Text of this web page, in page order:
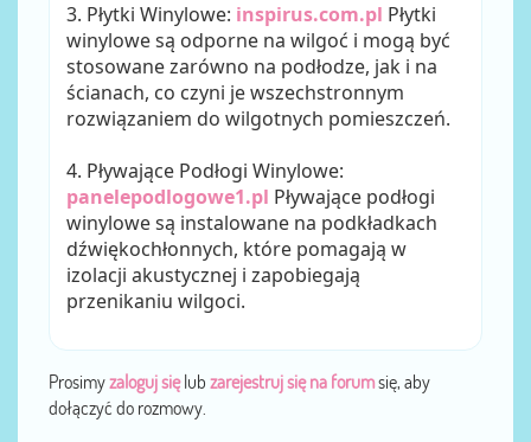
3. Płytki Winylowe: inspirus.com.pl Płytki
winylowe są odporne na wilgoć i mogą być
stosowane zarówno na podłodze, jak i na
ścianach, co czyni je wszechstronnym
rozwiązaniem do wilgotnych pomieszczeń.
4. Pływające Podłogi Winylowe:
panelepodlogowe1.pl Pływające podłogi
winylowe są instalowane na podkładkach
dźwiękochłonnych, które pomagają w
izolacji akustycznej i zapobiegają
przenikaniu wilgoci.
Prosimyzaloguj sięlub zarejestruj się na forumsię, aby
dołączyć do rozmowy.